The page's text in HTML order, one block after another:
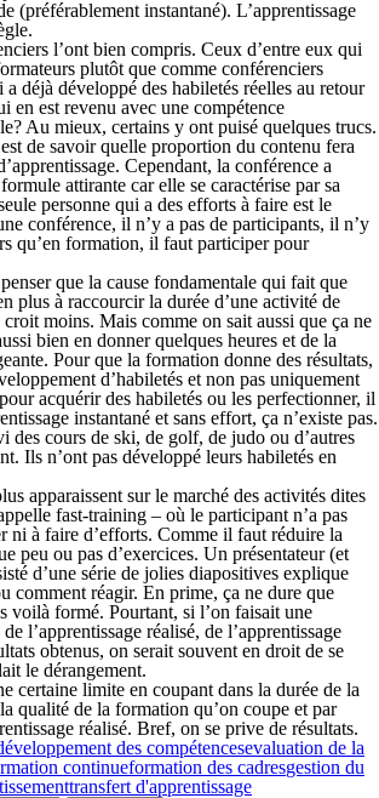
(préférablement instantané). L’apprentissage
l’ont bien compris. Ceux d’entre eux qui
plutôt que comme conférenciers
déjà développé des habiletés réelles au retour
en est revenu avec une compétence
Au mieux, certains y ont puisé quelques trucs.
de savoir quelle proportion du contenu fera
Cependant, la conférence a
attirante car elle se caractérise par sa
personne qui a des efforts à faire est le
conférence, il n’y a pas de participants, il n’y
qu’en formation, il faut participer pour
que la cause fondamentale qui fait que
plus à raccourcir la durée d’une activité de
moins. Mais comme on sait aussi que ça ne
bien en donner quelques heures et de la
Pour que la formation donne des résultats,
d’habiletés et non pas uniquement
acquérir des habiletés ou les perfectionner, il
instantané et sans effort, ça n’existe pas.
des cours de ski, de golf, de judo ou d’autres
Ils n’ont pas développé leurs habiletés en
apparaissent sur le marché des activités dites
fast-training – où le participant n’a pas
ni à faire d’efforts. Comme il faut réduire la
peu ou pas d’exercices. Un présentateur (et
d’une série de jolies diapositives explique
comment réagir. En prime, ça ne dure que
voilà formé. Pourtant, si l’on faisait une
l’apprentissage réalisé, de l’apprentissage
obtenus, on serait souvent en droit de se
le dérangement.
certaine limite en coupant dans la durée de la
qualité de la formation qu’on coupe et par
réalisé. Bref, on se prive de résultats.
des compétencesevaluation de la
continueformation des cadresgestion du
transfert d'apprentissage